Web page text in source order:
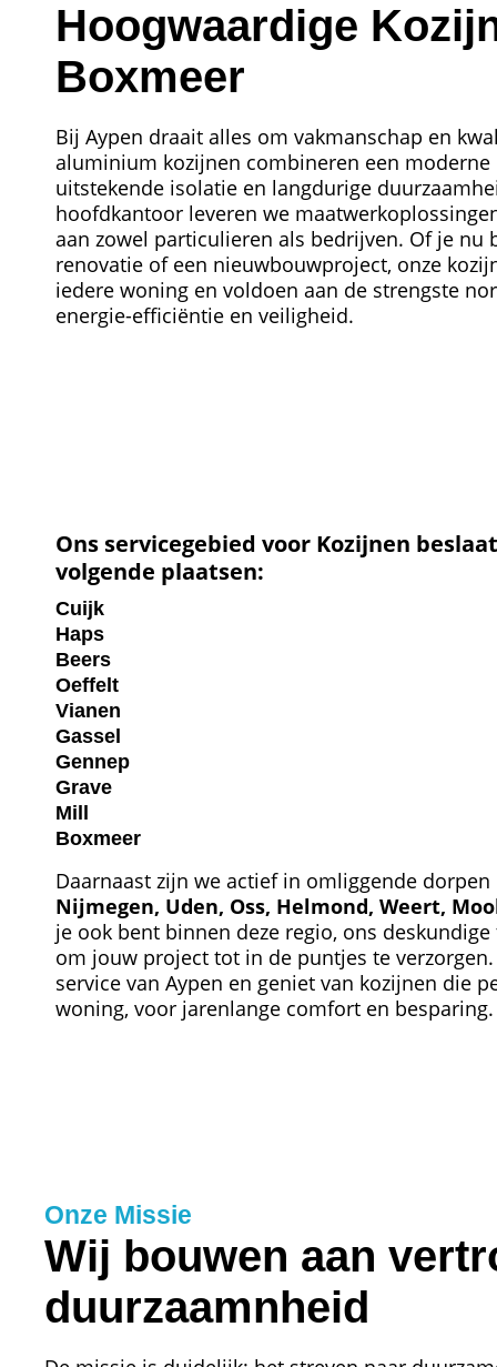
Hoogwaardige
Boxmeer
Bij Aypen draait alles om vakmanschap en
aluminium kozijnen combineren een
uitstekende isolatie en langdurige
hoofdkantoor leveren we
aan zowel particulieren als bedrijven. Of je nu
renovatie of een nieuwbouwproject, onze
iedere woning en voldoen aan de strengste
energie-efficiëntie en veiligheid.
Ons servicegebied voor Kozijnen
volgende plaatsen:
Cuijk
Haps
Beers
Oeffelt
Vianen
Gassel
Gennep
Grave
Mill
Boxmeer
Daarnaast zijn we actief in omliggende dorpen
Nijmegen, Uden, Oss, Helmond, Weert,
je ook bent binnen deze regio, ons
om jouw project tot in de puntjes te
service van Aypen en geniet van kozijnen die
woning, voor jarenlange comfort en besparing.
Onze Missie
Wij bouwen aan
duurzaamnheid